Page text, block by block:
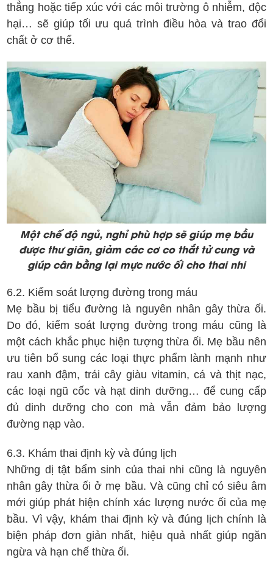
thẳng hoặc tiếp xúc với các môi trường ô nhiễm, độc
hại… sẽ giúp tối ưu quá trình điều hòa và trao đổi
chất ở cơ thể.
Một chế độ ngủ, nghỉ phù hợp sẽ giúp mẹ bầu
được thư giãn, giảm các cơ co thắt tử cung và
giúp cân bằng lại mực nước ối cho thai nhi
6.2. Kiểm soát lượng đường trong máu
Mẹ bầu bị tiểu đường là nguyên nhân gây thừa ối.
Do đó, kiểm soát lượng đường trong máu cũng là
một cách khắc phục hiện tượng thừa ối. Mẹ bầu nên
ưu tiên bổ sung các loại thực phẩm lành mạnh như
rau xanh đậm, trái cây giàu vitamin, cá và thịt nạc,
các loại ngũ cốc và hạt dinh dưỡng… để cung cấp
đủ dinh dưỡng cho con mà vẫn đảm bảo lượng
đường nạp vào.
6.3. Khám thai định kỳ và đúng lịch
Những dị tật bẩm sinh của thai nhi cũng là nguyên
nhân gây thừa ối ở mẹ bầu. Và cũng chỉ có siêu âm
mới giúp phát hiện chính xác lượng nước ối của mẹ
bầu. Vì vậy, khám thai định kỳ và đúng lịch chính là
biện pháp đơn giản nhất, hiệu quả nhất giúp ngăn
ngừa và hạn chế thừa ối.